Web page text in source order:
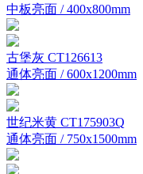
中板亮面 / 400x800mm
古堡灰 CT126613
通体亮面 / 600x1200mm
世纪米黄 CT175903Q
通体亮面 / 750x1500mm